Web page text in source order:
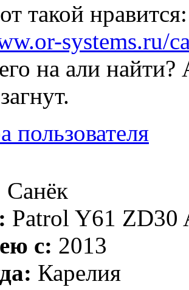
такой нравится:
systems.ru/
на али
Санёк
Patrol Y61 ZD30
с: 2013
Карелия